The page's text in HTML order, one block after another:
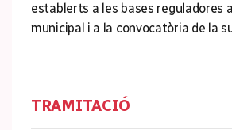
establerts a les bases reguladores
municipal i a la convocatòria de la
TRAMITACIÓ